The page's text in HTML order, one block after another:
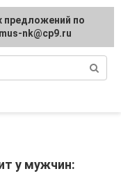
у мужчин:
по
nk@cp9.ru